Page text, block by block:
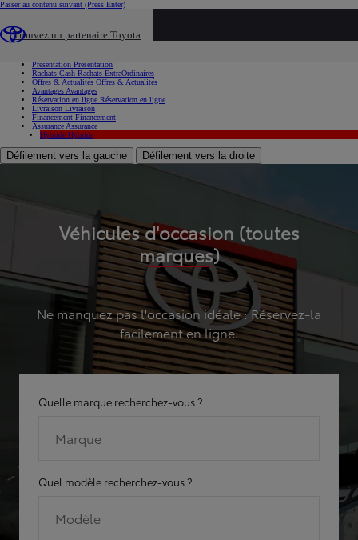
Passer au contenu suivant (Press Enter)
Trouvez un partenaire Toyota
Présentation Présentation
Rachats Cash Rachats ExtraOrdinaires
Offres & Actualités Offres & Actualités
Avantages Avantages
Réservation en ligne Réservation en ligne
Livraison Livraison
Financement Financement
Assurance Assurance
Hybride Hybride
Défilement vers la gauche Défilement vers la droite
Véhicules d'occasion (toutes
marques)
Ne manquez pas l'occasion idéale : Réservez-la
facilement en ligne.
Quelle marque recherchez-vous ?
Marque
Quel modèle recherchez-vous ?
Modèle